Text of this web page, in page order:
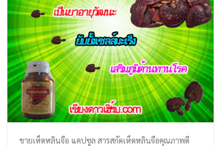
ขายเห็ดหลินจือ แคปซูล สารสกัดเห็ดหลินจือคุณภาพดี